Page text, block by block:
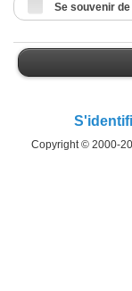
Se souvenir
Copyright © 2000-